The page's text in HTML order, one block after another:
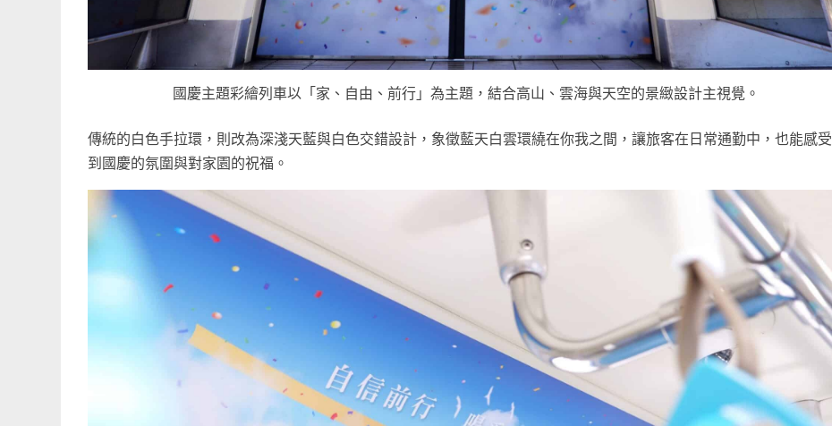
國慶主題彩繪列車以「家、自由、前行」為主題，結合高山、雲海與天空的景緻設計主視覺。
傳統的白色手拉環，則改為深淺天藍與白色交錯設計，象徵藍天白雲環繞在你我之間，讓旅客在日常通勤中，也能感受
到國慶的氛圍與對家園的祝福。